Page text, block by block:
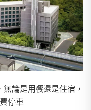
論是用餐還是住宿，
停車